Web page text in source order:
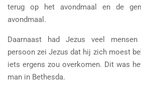
terug op het avondmaal en de
avondmaal.
Daarnaast had Jezus veel mensen
persoon zei Jezus dat hij zich moest
iets ergens zou overkomen. Dit was
man in Bethesda.